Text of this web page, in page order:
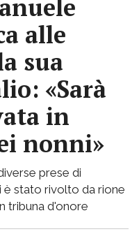
alle
sua
«Sarà
in
nonni»
prese di
stato rivolto da rione
tribuna d'onore